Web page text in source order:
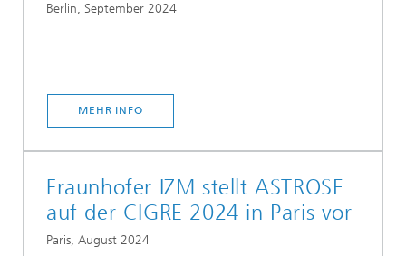
Berlin, September 2024
MEHR INFO
Fraunhofer IZM stellt ASTROSE
auf der CIGRE 2024 in Paris vor
Paris, August 2024